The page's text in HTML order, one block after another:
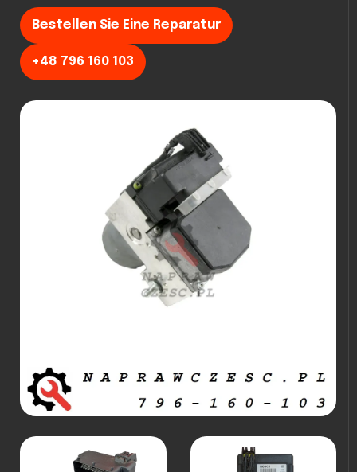
Bestellen Sie Eine Reparatur
+48 796 160 103